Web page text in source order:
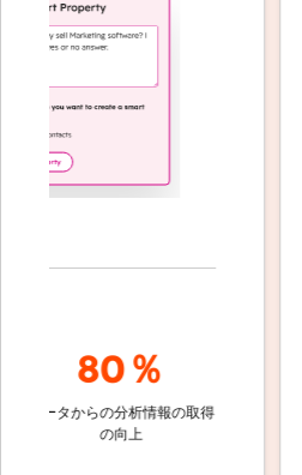
80％
ータからの分析情報の取得
の向上